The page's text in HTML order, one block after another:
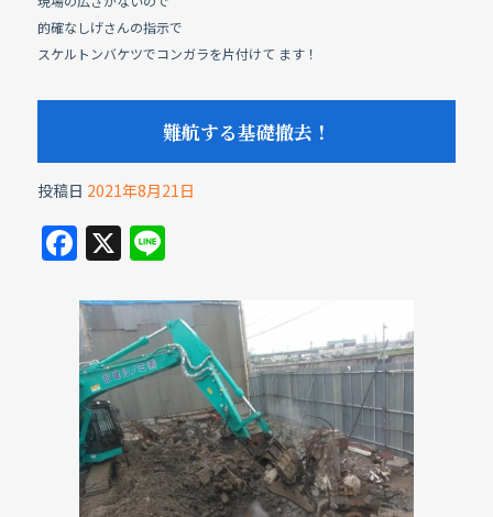
的確なしげさんの指示で
スケルトンバケツでコンガラを片付けて ます！
難航する基礎撤去！
投稿日 2021年8月21日
F
c
e
b
o
o
k
X Li
e